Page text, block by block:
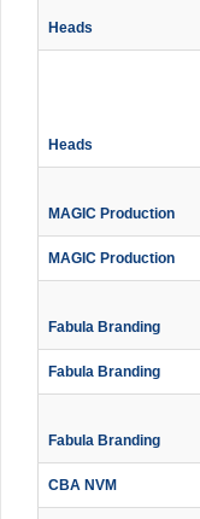
Heads
Heads
MAGIC Production
MAGIC Production
Fabula Branding
Fabula Branding
Fabula Branding
CBA NVM